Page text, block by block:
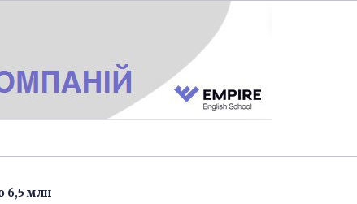
6,5 млн